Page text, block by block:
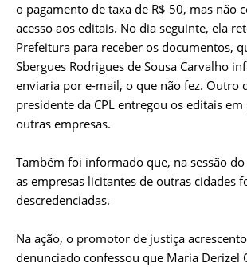
o pagamento de taxa de R$ 50, mas não
acesso aos editais. No dia seguinte, ela
Prefeitura para receber os documentos,
Sbergues Rodrigues de Sousa Carvalho
enviaria por e-mail, o que não fez. Outro
presidente da CPL entregou os editais
outras empresas.
Também foi informado que, na sessão
as empresas licitantes de outras cidades
descredenciadas.
Na ação, o promotor de justiça
denunciado confessou que Maria Derizel